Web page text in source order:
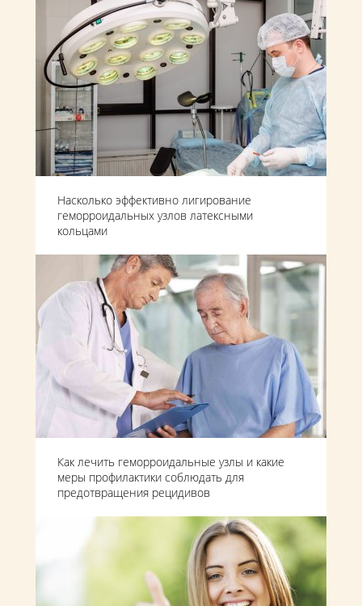
Насколько эффективно лигирование
геморроидальных узлов латексными
кольцами
Как лечить геморроидальные узлы и какие
меры профилактики соблюдать для
предотвращения рецидивов